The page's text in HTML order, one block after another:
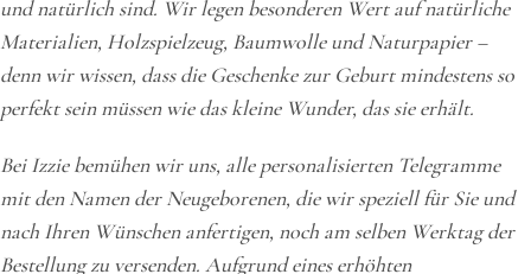
und natürlich sind. Wir legen besonderen Wert auf natürliche
Materialien, Holzspielzeug, Baumwolle und Naturpapier –
denn wir wissen, dass die Geschenke zur Geburt mindestens so
perfekt sein müssen wie das kleine Wunder, das sie erhält.
Bei Izzie bemühen wir uns, alle personalisierten Telegramme
mit den Namen der Neugeborenen, die wir speziell für Sie und
nach Ihren Wünschen anfertigen, noch am selben Werktag der
Bestellung zu versenden. Aufgrund eines erhöhten